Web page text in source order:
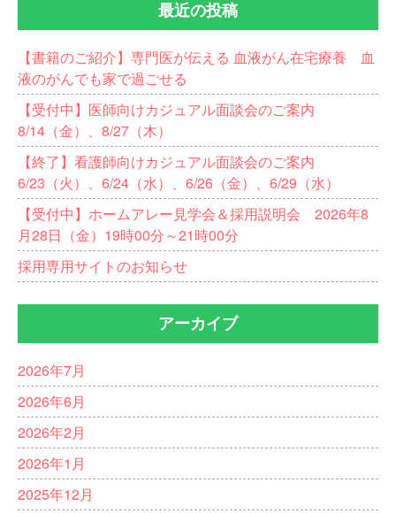
最近の投稿
【書籍のご紹介】専門医が伝える 血液がん在宅療養 血
液のがんでも家で過ごせる
【受付中】医師向けカジュアル面談会のご案内
8/14（金）、8/27（木）
【終了】看護師向けカジュアル面談会のご案内
6/23（火）、6/24（水）、6/26（金）、6/29（水）
【受付中】ホームアレー見学会＆採用説明会 2026年8
月28日（金）19時00分～21時00分
採用専用サイトのお知らせ
アーカイブ
2026年7月
2026年6月
2026年2月
2026年1月
2025年12月